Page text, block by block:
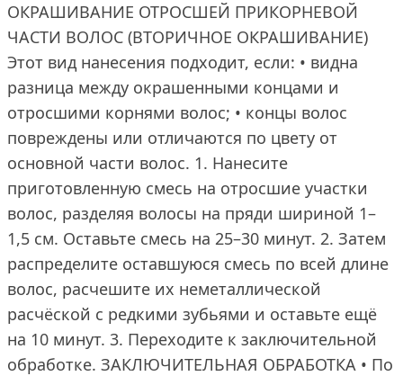
ОКРАШИВАНИЕ ОТРОСШЕЙ ПРИКОРНЕВОЙ
ЧАСТИ ВОЛОС (ВТОРИЧНОЕ ОКРАШИВАНИЕ)
Этот вид нанесения подходит, если: • видна
разница между окрашенными концами и
отросшими корнями волос; • концы волос
повреждены или отличаются по цвету от
основной части волос. 1. Нанесите
приготовленную смесь на отросшие участки
волос, разделяя волосы на пряди шириной 1–
1,5 см. Оставьте смесь на 25–30 минут. 2. Затем
распределите оставшуюся смесь по всей длине
волос, расчешите их неметаллической
расчёской с редкими зубьями и оставьте ещё
на 10 минут. 3. Переходите к заключительной
обработке. ЗАКЛЮЧИТЕЛЬНАЯ ОБРАБОТКА • По